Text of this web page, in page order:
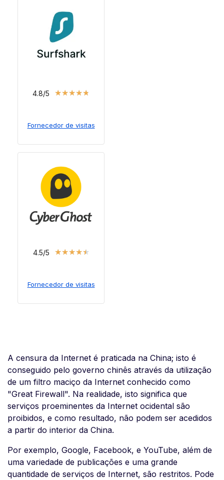
4.8/5 ★★★★★
Fornecedor de visitas
4.5/5 ★★★★★
Fornecedor de visitas
A censura da Internet é praticada na China; isto é
conseguido pelo governo chinês através da utilização
de um filtro maciço da Internet conhecido como
"Great Firewall". Na realidade, isto significa que
serviços proeminentes da Internet ocidental são
proibidos, e como resultado, não podem ser acedidos
a partir do interior da China.
Por exemplo, Google, Facebook, e YouTube, além de
uma variedade de publicações e uma grande
quantidade de serviços de Internet, são restritos. Pode